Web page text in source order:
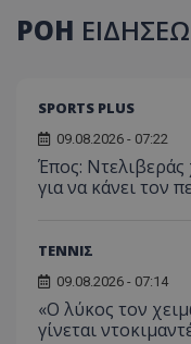
ΡΟΗ
SPORTS PLUS
09.08.2026 - 07:22
Έπος: Ντελιβεράς
για να κάνει τον
ΤΕΝΝΙΣ
09.08.2026 - 07:14
«Ο λύκος τον
γίνεται